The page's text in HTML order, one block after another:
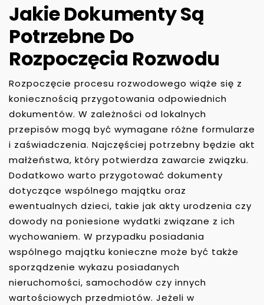
Jakie Dokumenty Są
Potrzebne Do
Rozpoczęcia Rozwodu
Rozpoczęcie procesu rozwodowego wiąże się z
koniecznością przygotowania odpowiednich
dokumentów. W zależności od lokalnych
przepisów mogą być wymagane różne formularze
i zaświadczenia. Najczęściej potrzebny będzie akt
małżeństwa, który potwierdza zawarcie związku.
Dodatkowo warto przygotować dokumenty
dotyczące wspólnego majątku oraz
ewentualnych dzieci, takie jak akty urodzenia czy
dowody na poniesione wydatki związane z ich
wychowaniem. W przypadku posiadania
wspólnego majątku konieczne może być także
sporządzenie wykazu posiadanych
nieruchomości, samochodów czy innych
wartościowych przedmiotów. Jeżeli w